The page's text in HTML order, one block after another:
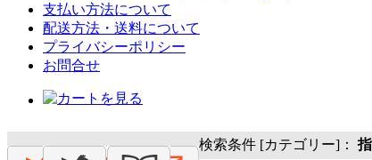
支払い方法について
配送方法・送料について
プライバシーポリシー
お問合せ
検索条件 [カテゴリー]：